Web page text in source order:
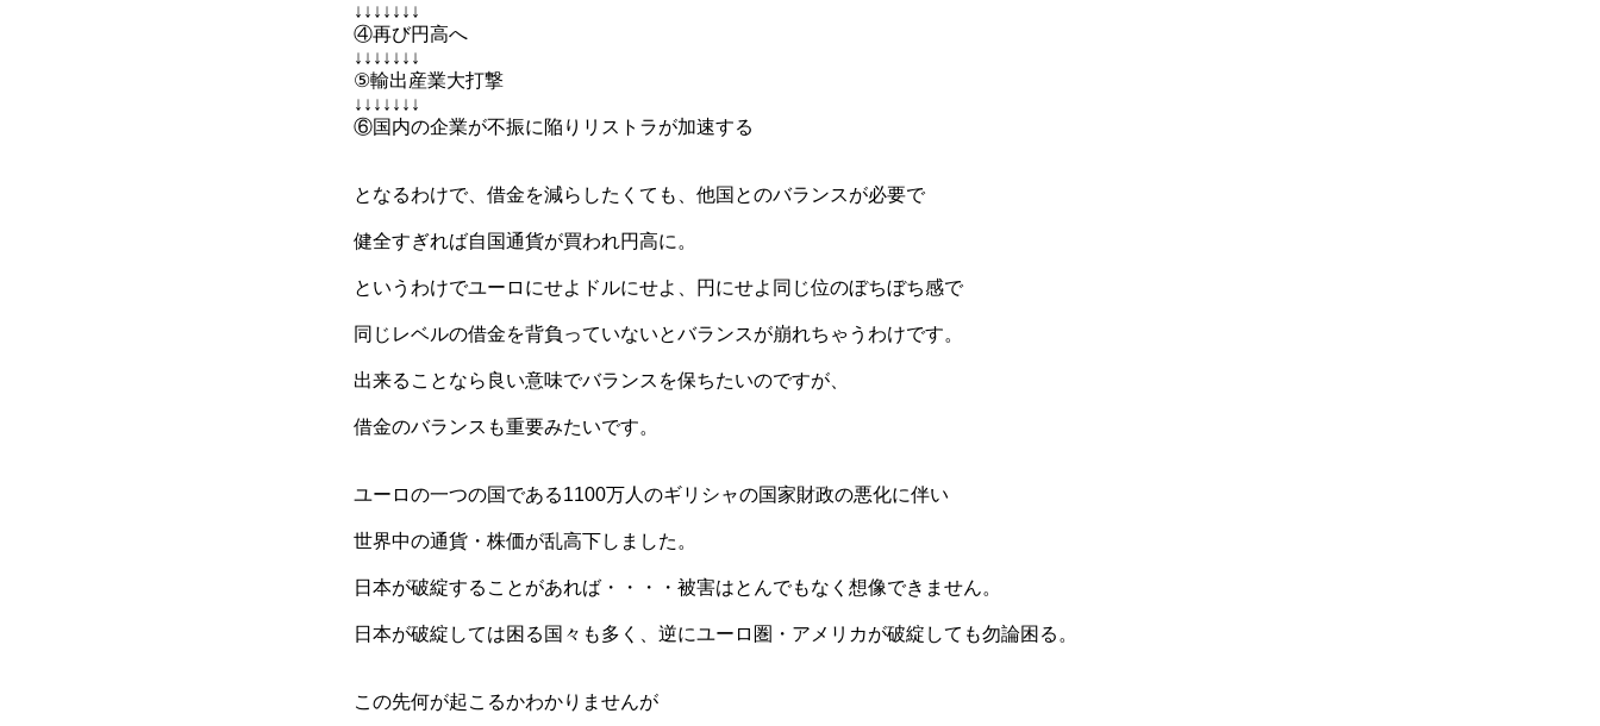
↓↓↓↓↓↓↓
④再び円高へ
↓↓↓↓↓↓↓
⑤輸出産業大打撃
↓↓↓↓↓↓↓
⑥国内の企業が不振に陥りリストラが加速する
となるわけで、借金を減らしたくても、他国とのバランスが必要で
健全すぎれば自国通貨が買われ円高に。
というわけでユーロにせよドルにせよ、円にせよ同じ位のぼちぼち感で
同じレベルの借金を背負っていないとバランスが崩れちゃうわけです。
出来ることなら良い意味でバランスを保ちたいのですが、
借金のバランスも重要みたいです。
ユーロの一つの国である1100万人のギリシャの国家財政の悪化に伴い
世界中の通貨・株価が乱高下しました。
日本が破綻することがあれば・・・・被害はとんでもなく想像できません。
日本が破綻しては困る国々も多く、逆にユーロ圏・アメリカが破綻しても勿論困る。
この先何が起こるかわかりませんが